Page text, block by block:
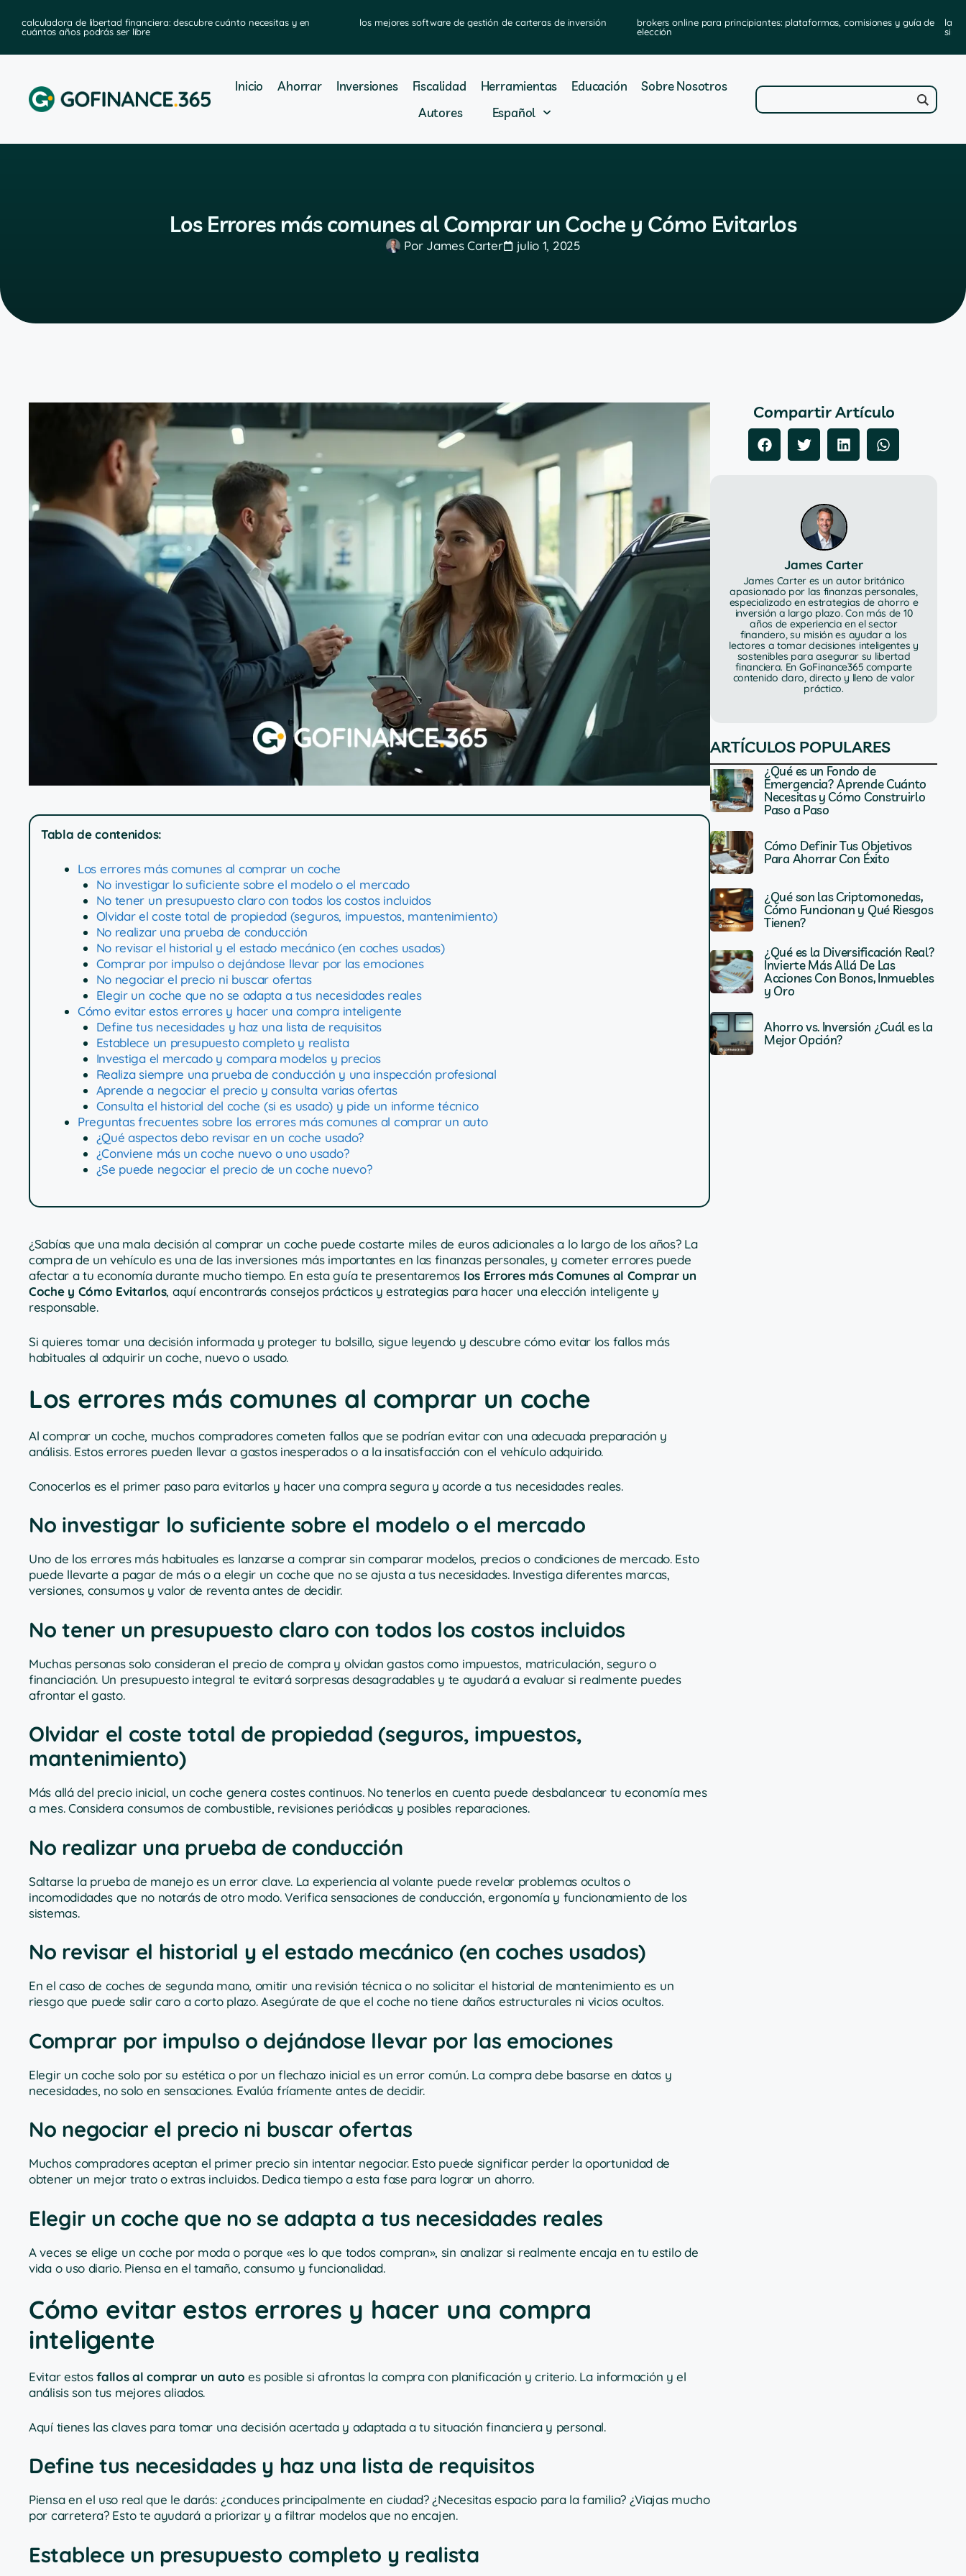
calculadora de libertad financiera: descubre cuánto necesitas y en
cuántos años podrás ser libre
los mejores software de gestión de carteras de inversión
brokers online para principiantes: plataformas, comisiones y guía de
elección
las
Inicio Ahorrar Inversiones Fiscalidad Herramientas Educación
Sobre Nosotros
Autores
Español
Los Errores más comunes al Comprar un Coche y Cómo Evitarlos
PorJames Carter julio 1, 2025
Tabla de contenidos:
Los errores más comunes al comprar un coche
No investigar lo suficiente sobre el modelo o el mercado
No tener un presupuesto claro con todos los costos incluidos
Olvidar el coste total de propiedad (seguros, impuestos, mantenimiento)
No realizar una prueba de conducción
No revisar el historial y el estado mecánico (en coches usados)
Comprar por impulso o dejándose llevar por las emociones
No negociar el precio ni buscar ofertas
Elegir un coche que no se adapta a tus necesidades reales
Cómo evitar estos errores y hacer una compra inteligente
Define tus necesidades y haz una lista de requisitos
Establece un presupuesto completo y realista
Investiga el mercado y compara modelos y precios
Realiza siempre una prueba de conducción y una inspección profesional
Aprende a negociar el precio y consulta varias ofertas
Consulta el historial del coche (si es usado) y pide un informe técnico
Preguntas frecuentes sobre los errores más comunes al comprar un auto
¿Qué aspectos debo revisar en un coche usado?
¿Conviene más un coche nuevo o uno usado?
¿Se puede negociar el precio de un coche nuevo?
¿Sabías que una mala decisión al comprar un coche puede costarte miles de euros adicionales a lo largo de los años? La
compra de un vehículo es una de las inversiones más importantes en las finanzas personales, y cometer errores puede
afectar a tu economía durante mucho tiempo. En esta guía te presentaremos los Errores más Comunes al Comprar un
Coche y Cómo Evitarlos, aquí encontrarás consejos prácticos y estrategias para hacer una elección inteligente y
responsable.
Si quieres tomar una decisión informada y proteger tu bolsillo, sigue leyendo y descubre cómo evitar los fallos más
habituales al adquirir un coche, nuevo o usado.
Los errores más comunes al comprar un coche
Al comprar un coche, muchos compradores cometen fallos que se podrían evitar con una adecuada preparación y
análisis. Estos errores pueden llevar a gastos inesperados o a la insatisfacción con el vehículo adquirido.
Conocerlos es el primer paso para evitarlos y hacer una compra segura y acorde a tus necesidades reales.
No investigar lo suficiente sobre el modelo o el mercado
Uno de los errores más habituales es lanzarse a comprar sin comparar modelos, precios o condiciones de mercado. Esto
puede llevarte a pagar de más o a elegir un coche que no se ajusta a tus necesidades. Investiga diferentes marcas,
versiones, consumos y valor de reventa antes de decidir.
No tener un presupuesto claro con todos los costos incluidos
Muchas personas solo consideran el precio de compra y olvidan gastos como impuestos, matriculación, seguro o
financiación. Un presupuesto integral te evitará sorpresas desagradables y te ayudará a evaluar si realmente puedes
afrontar el gasto.
Olvidar el coste total de propiedad (seguros, impuestos,
mantenimiento)
Más allá del precio inicial, un coche genera costes continuos. No tenerlos en cuenta puede desbalancear tu economía mes
a mes. Considera consumos de combustible, revisiones periódicas y posibles reparaciones.
No realizar una prueba de conducción
Saltarse la prueba de manejo es un error clave. La experiencia al volante puede revelar problemas ocultos o
incomodidades que no notarás de otro modo. Verifica sensaciones de conducción, ergonomía y funcionamiento de los
sistemas.
No revisar el historial y el estado mecánico (en coches usados)
En el caso de coches de segunda mano, omitir una revisión técnica o no solicitar el historial de mantenimiento es un
riesgo que puede salir caro a corto plazo. Asegúrate de que el coche no tiene daños estructurales ni vicios ocultos.
Comprar por impulso o dejándose llevar por las emociones
Elegir un coche solo por su estética o por un flechazo inicial es un error común. La compra debe basarse en datos y
necesidades, no solo en sensaciones. Evalúa fríamente antes de decidir.
No negociar el precio ni buscar ofertas
Muchos compradores aceptan el primer precio sin intentar negociar. Esto puede significar perder la oportunidad de
obtener un mejor trato o extras incluidos. Dedica tiempo a esta fase para lograr un ahorro.
Elegir un coche que no se adapta a tus necesidades reales
A veces se elige un coche por moda o porque «es lo que todos compran», sin analizar si realmente encaja en tu estilo de
vida o uso diario. Piensa en el tamaño, consumo y funcionalidad.
Cómo evitar estos errores y hacer una compra
inteligente
Evitar estosfallos al comprar un autoes posible si afrontas la compra con planificación y criterio. La información y el
análisis son tus mejores aliados.
Aquí tienes las claves para tomar una decisión acertada y adaptada a tu situación financiera y personal.
Define tus necesidades y haz una lista de requisitos
Piensa en el uso real que le darás: ¿conduces principalmente en ciudad? ¿Necesitas espacio para la familia? ¿Viajas mucho
por carretera? Esto te ayudará a priorizar y a filtrar modelos que no encajen.
Establece un presupuesto completo y realista
Compartir Artículo
James Carter
James Carter es un autor británico
apasionado por las finanzas personales,
especializado en estrategias de ahorro e
inversión a largo plazo. Con más de 10
años de experiencia en el sector
financiero, su misión es ayudar a los
lectores a tomar decisiones inteligentes y
sostenibles para asegurar su libertad
financiera. En GoFinance365 comparte
contenido claro, directo y lleno de valor
práctico.
ARTÍCULOS POPULARES
¿Qué es un Fondo de
Emergencia? Aprende Cuánto
Necesitas y Cómo Construirlo
Paso a Paso
Cómo Definir Tus Objetivos
Para Ahorrar Con Éxito
¿Qué son las Criptomonedas,
Cómo Funcionan y Qué Riesgos
Tienen?
¿Qué es la Diversificación Real?
Invierte Más Allá De Las
Acciones Con Bonos, Inmuebles
y Oro
Ahorro vs. Inversión ¿Cuál es la
Mejor Opción?